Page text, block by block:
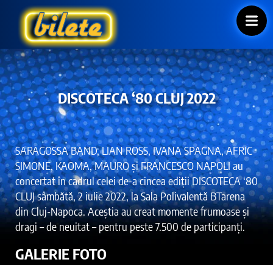
DISCOTECA ‘80 CLUJ 2022
SARAGOSSA BAND, LIAN ROSS, IVANA SPAGNA, AFRIC
SIMONE, KAOMA, MAURO și FRANCESCO NAPOLI au
concertat în cadrul celei de-a cincea ediții DISCOTECA ‘80
CLUJ sâmbătă, 2 iulie 2022, la Sala Polivalentă BTarena
din Cluj-Napoca. Aceștia au creat momente frumoase și
dragi – de neuitat – pentru peste 7.500 de participanți.
GALERIE FOTO